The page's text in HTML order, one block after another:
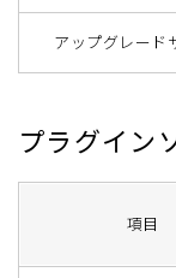
アップグレード
プラグイン
項目